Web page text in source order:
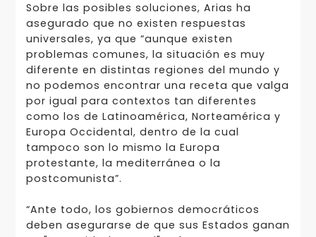
Sobre las posibles soluciones, Arias ha
asegurado que no existen respuestas
universales, ya que “aunque existen
problemas comunes, la situación es muy
diferente en distintas regiones del mundo y
no podemos encontrar una receta que valga
por igual para contextos tan diferentes
como los de Latinoamérica, Norteamérica y
Europa Occidental, dentro de la cual
tampoco son lo mismo la Europa
protestante, la mediterránea o la
postcomunista”.
“Ante todo, los gobiernos democráticos
deben asegurarse de que sus Estados ganan